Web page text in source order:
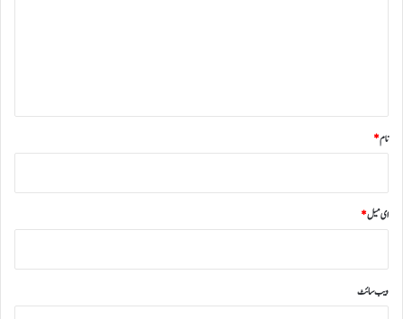
نام*
ای میل*
ویب‌ سائٹ